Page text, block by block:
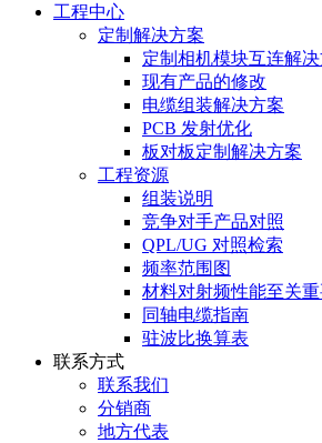
工程中心
定制解决方案
定制相机模块互连解
现有产品的修改
电缆组装解决方案
PCB 发射优化
板对板定制解决方案
工程资源
组装说明
竞争对手产品对照
QPL/UG 对照检索
频率范围图
材料对射频性能至关
同轴电缆指南
驻波比换算表
联系方式
联系我们
分销商
地方代表